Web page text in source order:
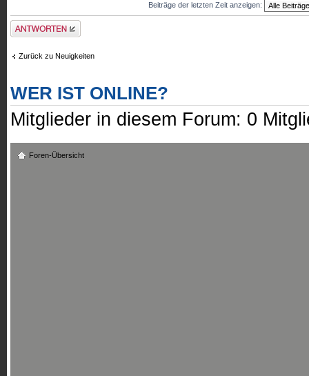
Beiträge der letzten Zeit anzeigen:
Antwort erstellen
Zurück zu Neuigkeiten
WER IST ONLINE?
Mitglieder in diesem Forum: 0
Foren-Übersicht